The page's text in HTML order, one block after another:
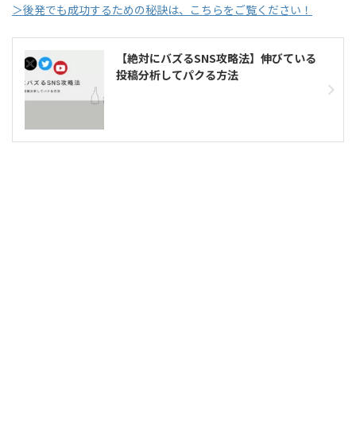
＞後発でも成功するための秘訣は、こちらをご覧ください！
【絶対にバズるSNS攻略法】伸びている
投稿分析してパクる方法